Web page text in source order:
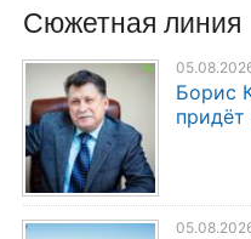
Сюжетная линия
Борис